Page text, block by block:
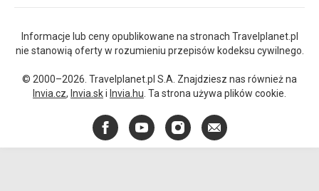
Informacje lub ceny opublikowane na stronach Travelplanet.pl
nie stanowią oferty w rozumieniu przepisów kodeksu cywilnego.
© 2000–2026. Travelplanet.pl S.A. Znajdziesz nas również na
Invia.cz, Invia.ski Invia.hu . Ta strona używa plików cookie.
FacebookYouTubeInstagram
E-
mail